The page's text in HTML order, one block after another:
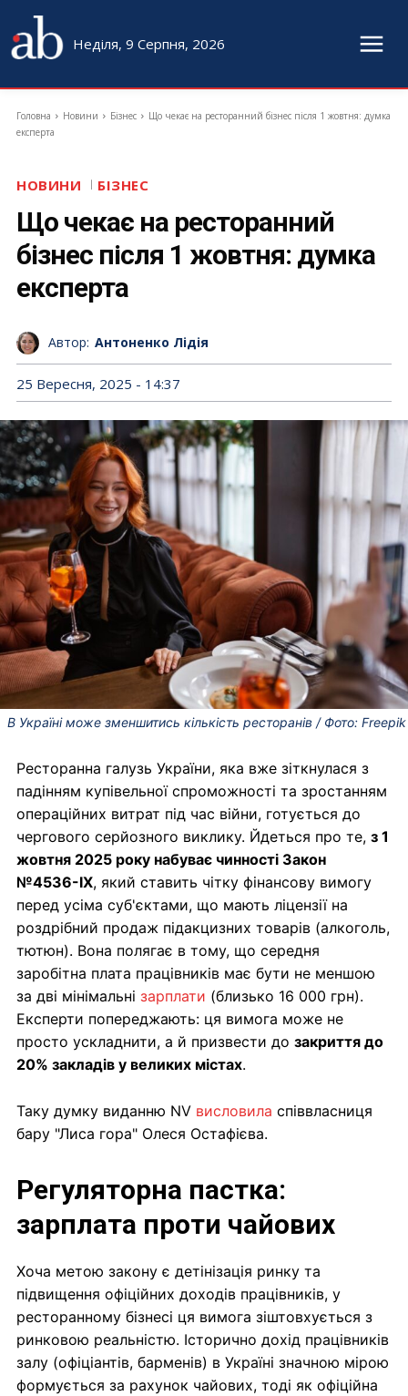
Неділя, 9 Серпня, 2026
Головна Новини Бізнес
Що чекає на ресторанний бізнес після 1 жовтня: думка
експерта
НОВИНИ БІЗНЕС
Що чекає на ресторанний
бізнес після 1 жовтня: думка
експерта
Автор: Антоненко Лідія
25 Вересня, 2025 - 14:37
В Україні може зменшитись кількість ресторанів / Фото: Freepik
Ресторанна галузь України, яка вже зіткнулася з
падінням купівельної спроможності та зростанням
операційних витрат під час війни, готується до
чергового серйозного виклику. Йдеться про те, з 1
жовтня 2025 року набуває чинності Закон
№4536-IX, який ставить чітку фінансову вимогу
перед усіма суб'єктами, що мають ліцензії на
роздрібний продаж підакцизних товарів (алкоголь,
тютюн). Вона полягає в тому, що середня
заробітна плата працівників має бути не меншою
за дві мінімальні зарплати (близько 16 000 грн).
Експерти попереджають: ця вимога може не
просто ускладнити, а й призвести до закриття до
20% закладів у великих містах.
Таку думку виданню NV висловила співвласниця
бару "Лиса гора" Олеся Остафієва.
Регуляторна пастка:
зарплата проти чайових
Хоча метою закону є детінізація ринку та
підвищення офіційних доходів працівників, у
ресторанному бізнесі ця вимога зіштовхується з
ринковою реальністю. Історично дохід працівників
залу (офіціантів, барменів) в Україні значною мірою
формується за рахунок чайових, тоді як офіційна